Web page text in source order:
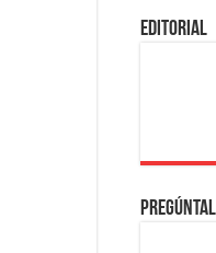
EDITORIAL